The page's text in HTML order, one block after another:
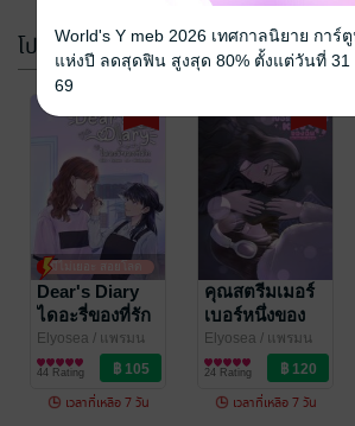
Still loving
you กรุณาอย่า
หยุดรัก
แพรมน
นิยายรัก
68 Rating
คืนใจรักวิศวะ
นักแข่ง
แพรมน
นิยายโรมานซ์
30 Rating
โปรโมชัน
มีไม่เยอะ สอยโลด
Dear's Diary
ไดอะรี่ของที่รัก
Elyosea / แพรมน
นิยาย Girl
Love/Yuri
44 Rating
เวลาที่เหลือ 7 วัน
คุณสตรีมเมอร์
เบอร์หนึ่งของ
ฉัน
Elyosea / แพรมน
นิยาย Girl
Love/Yuri
24 Rating
เวลาที่เหลือ 7 วัน
World's Y meb 2026 เทศกาลนิยาย การ์
แห่งปี ลดสุดฟิน สูงสุด 80% ตั้งแต่วันที่ 31
69